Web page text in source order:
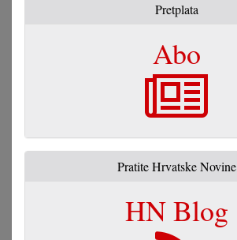
Pretplata
Abo
Pratite Hrvatske Novine
HN Blog